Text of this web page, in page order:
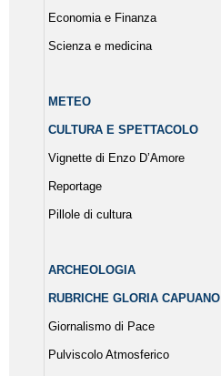
Economia e Finanza
Scienza e medicina
METEO
CULTURA E SPETTACOLO
Vignette di Enzo D’Amore
Reportage
Pillole di cultura
ARCHEOLOGIA
RUBRICHE GLORIA CAPUANO
Giornalismo di Pace
Pulviscolo Atmosferico